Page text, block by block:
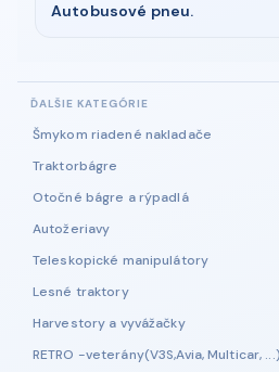
Autobusové pneu.
Šmykom riadené nakladače
Traktorbágre
Otočné bágre a rýpadlá
Autožeriavy
Teleskopické manipulátory
Lesné traktory
Harvestory a vyvážačky
RETRO -veterány(V3S,Avia, Multicar, ...)